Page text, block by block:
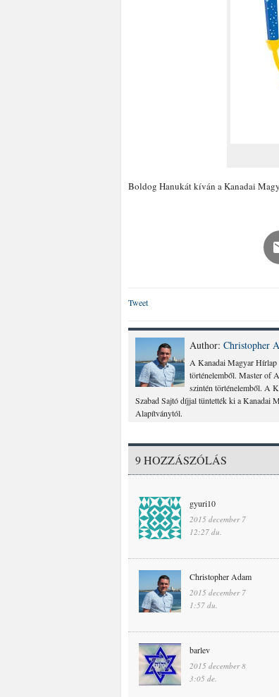
Boldog Hanukát kíván a Kanadai
Tweet
Author: Christopher
A Kanadai Magyar Hírlap
történelemből. Master of
szintén történelemből. A
Szabad Sajtó díjjal tüntették ki a Kanadai
Alapítványtól.
9 HOZZÁSZÓLÁS
gyuri10
2015 december 7
12:27 du.
Christopher Adam
2015 december 7
1:57 du.
barlev
2015 december 8
3:05 de.